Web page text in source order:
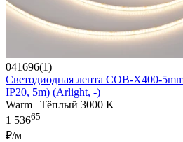
041696(1)
Светодиодная лента COB-X400-
IP20, 5m) (Arlight, -)
Warm | Тёплый 3000 K
1 53665
₽/м